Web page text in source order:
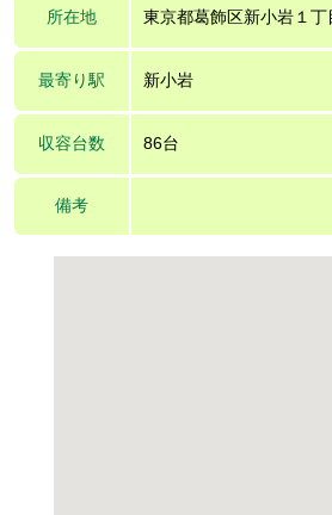
所在地 東京都葛飾区新小岩１丁
最寄り駅 新小岩
収容台数 86台
備考